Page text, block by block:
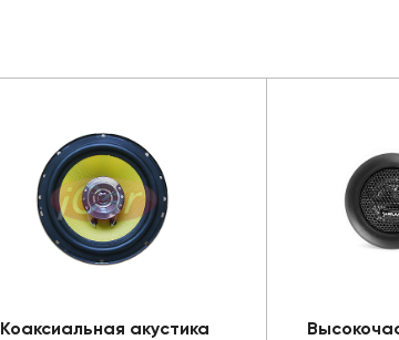
Коаксиальная акустика